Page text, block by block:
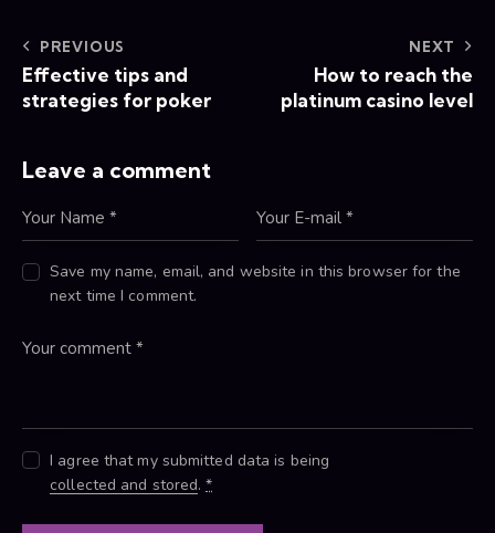
PREVIOUS
Effective tips and
strategies for poker
NEXT
How to reach the
platinum casino level
Leave a comment
Save my name, email, and website in this browser for the
next time I comment.
I agree that my submitted data is being
collected and stored.*